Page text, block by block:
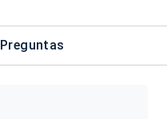
Preguntas